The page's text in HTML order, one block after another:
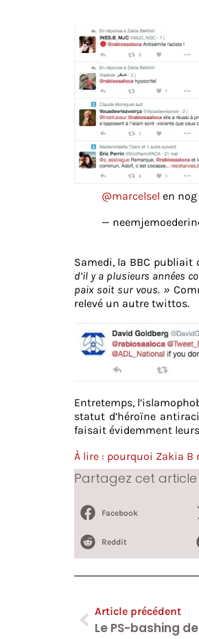
Partagez cet article
@marcelsel en nog
—
Samedi, la BBC
d’il y a plusieurs années
paix soit sur vous. »
relevé un autre twittos.
Entretemps,
statut d’héroïne
faisait évidemment
À lire : pourquoi Zakia B
Facebook
Reddit
Article précédent